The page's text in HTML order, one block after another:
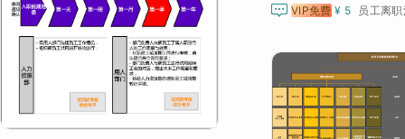
 VIP免费 ¥ 5 员工离